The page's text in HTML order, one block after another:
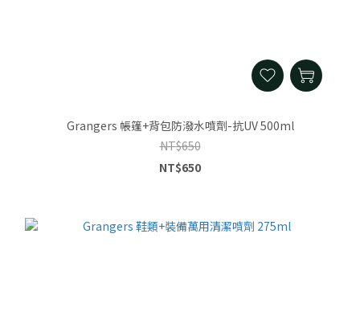
Grangers 帳篷+背包防潑水噴劑-抗UV 500ml
NT$650
NT$650